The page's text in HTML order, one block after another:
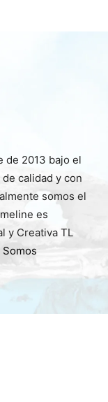
de 2013 bajo el
calidad y con
somos el
es
y Creativa TL